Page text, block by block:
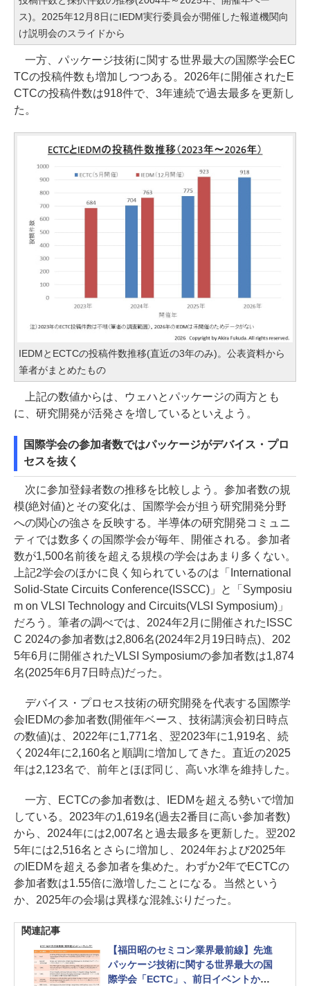
ス)。2025年12月8日にIEDM実行委員会が開催した報道機関向
け説明会のスライドから
一方、パッケージ技術に関する世界最大の国際学会EC
TCの投稿件数も増加しつつある。2026年に開催されたE
CTCの投稿件数は918件で、3年連続で過去最多を更新し
た。
IEDMとECTCの投稿件数推移(直近の3年のみ)。公表資料から
筆者がまとめたもの
上記の数値からは、ウェハとパッケージの両方とも
に、研究開発が活発さを増しているといえよう。
国際学会の参加者数ではパッケージがデバイス・プロ
セスを抜く
次に参加登録者数の推移を比較しよう。参加者数の規
模(絶対値)とその変化は、国際学会が担う研究開発分野
への関心の強さを反映する。半導体の研究開発コミュニ
ティでは数多くの国際学会が毎年、開催される。参加者
数が1,500名前後を超える規模の学会はあまり多くない。
上記2学会のほかに良く知られているのは「International
Solid-State Circuits Conference(ISSCC)」と「Symposiu
m on VLSI Technology and Circuits(VLSI Symposium)」
だろう。筆者の調べでは、2024年2月に開催されたISSC
C 2024の参加者数は2,806名(2024年2月19日時点)、202
5年6月に開催されたVLSI Symposiumの参加者数は1,874
名(2025年6月7日時点)だった。
デバイス・プロセス技術の研究開発を代表する国際学
会IEDMの参加者数(開催年ベース、技術講演会初日時点
の数値)は、2022年に1,771名、翌2023年に1,919名、続
く2024年に2,160名と順調に増加してきた。直近の2025
年は2,123名で、前年とほぼ同じ、高い水準を維持した。
一方、ECTCの参加者数は、IEDMを超える勢いで増加
している。2023年の1,619名(過去2番目に高い参加者数)
から、2024年には2,007名と過去最多を更新した。翌202
5年には2,516名とさらに増加し、2024年および2025年
のIEDMを超える参加者を集めた。わずか2年でECTCの
参加者数は1.55倍に激増したことになる。当然という
か、2025年の会場は異様な混雑ぶりだった。
関連記事
【福田昭のセミコン業界最前線】先進
パッケージ技術に関する世界最大の国
際学会「ECTC」、前日イベントから